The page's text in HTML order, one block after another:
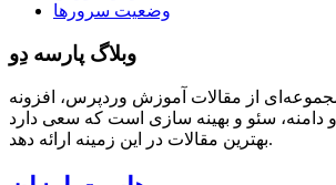
وضعیت سرورها
وبلاگ پارسه دِو
از مقالات آموزش وردپرس، افزونه
سئو و بهینه سازی است که سعی دارد
بهترین مقالات در این زمینه ارائه دهد.